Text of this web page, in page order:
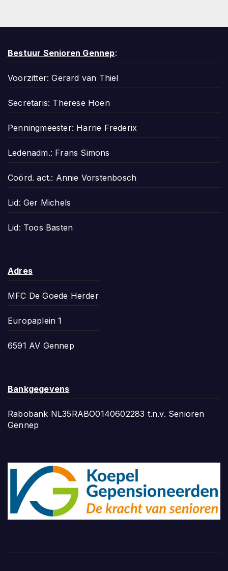
Bestuur Senioren Gennep:
Voorzitter: Gerard van Thiel
Secretaris: Therese Hoen
Penningmeester: Harrie Frederix
Ledenadm.: Frans Simons
Coörd. act.: Annie Vorstenbosch
Lid: Ger Michels
Lid: Toos Basten
Adres
MFC De Goede Herder
Europaplein 1
6591 AV Gennep
Bankgegevens
Rabobank NL35RABO0140602283 t.n.v. Senioren
Gennep